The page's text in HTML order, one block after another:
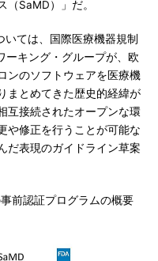
（SaMD）」だ。
ては、国際医療機器規制
ーキング・グループが、欧
ンのソフトウェアを医療機
まとめてきた歴史的経緯が
互接続されたオープンな環
や修正を行うことが可能な
だ表現のガイドライン草案
前認証プログラムの概要